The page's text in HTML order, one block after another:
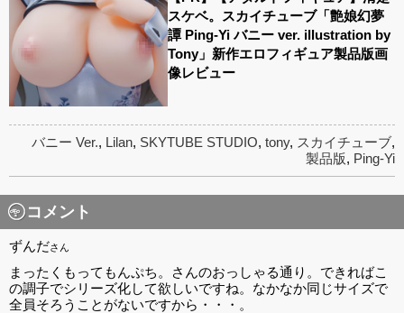
スケベ。スカイチューブ「艶娘幻夢
譚 Ping-Yi バニー ver. illustration by
Tony」新作エロフィギュア製品版画
像レビュー
バニー Ver., Lilan, SKYTUBE STUDIO, tony, スカイチューブ,
製品版, Ping-Yi
コメント
ずんださん
まったくもってもんぷち。さんのおっしゃる通り。できればこ
の調子でシリーズ化して欲しいですね。なかなか同じサイズで
全員そろうことがないですから・・・。